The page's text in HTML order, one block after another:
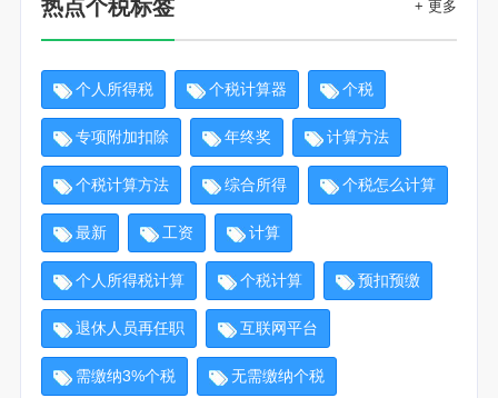
热点个税标签 + 更多
个人所得税 个税计算器 个税
专项附加扣除 年终奖 计算方法
个税计算方法 综合所得 个税怎么计算
最新 工资 计算
个人所得税计算 个税计算 预扣预缴
退休人员再任职 互联网平台
需缴纳3%个税 无需缴纳个税